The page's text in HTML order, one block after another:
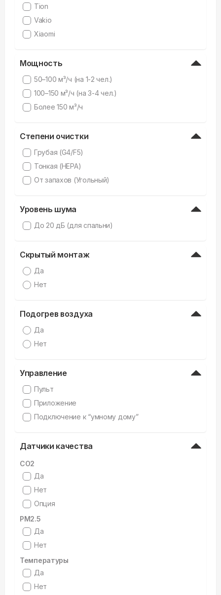
Tion
Vakio
Xiaomi
Мощность
50–100 м³/ч (на 1-2 чел.)
100–150 м³/ч (на 3-4 чел.)
Более 150 м³/ч
Степени очистки
Грубая (G4/F5)
Тонкая (HEPA)
От запахов (Угольный)
Уровень шума
До 20 дБ (для спальни)
Скрытый монтаж
Да
Нет
Подогрев воздуха
Да
Нет
Управление
Пульт
Приложение
Подключение к “умному дому”
Датчики качества
CO2
Да
Нет
Опция
PM2.5
Да
Нет
Температуры
Да
Нет